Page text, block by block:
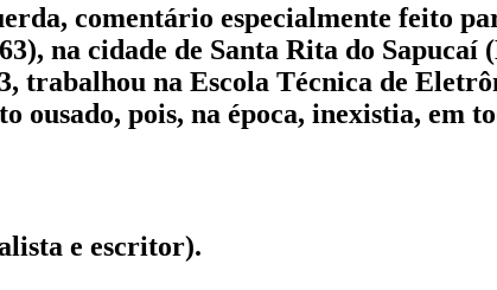
comentário especialmente feito
na cidade de Santa Rita do
trabalhou na Escola Técnica de
pois, na época, inexistia, em
e escritor).